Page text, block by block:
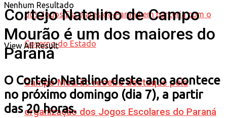
Campo Mourão recebe destaque pela
organização dos Jogos Escolares do Paraná
Nenhum Resultado
View All Result
Cortejo Natalino de Campo
Mourão é um dos maiores do
Paraná
O Cortejo Natalino deste ano acontece
no próximo domingo (dia 7), a partir
das 20 horas.